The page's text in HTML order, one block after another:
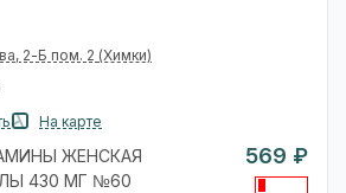
2-Б пом. 2 (Химки)
На карте
ЖЕНСКАЯ
430 МГ №60
569 ₽